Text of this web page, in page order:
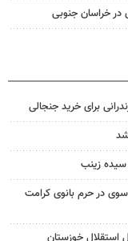
برای خرید جنجالی
زینب
در حرم بانوی کرامت
استقلال خوزستان